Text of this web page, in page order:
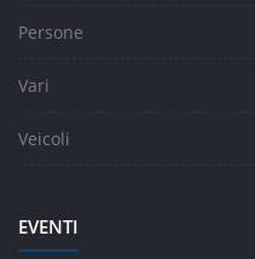
Persone
Vari
Veicoli
EVENTI